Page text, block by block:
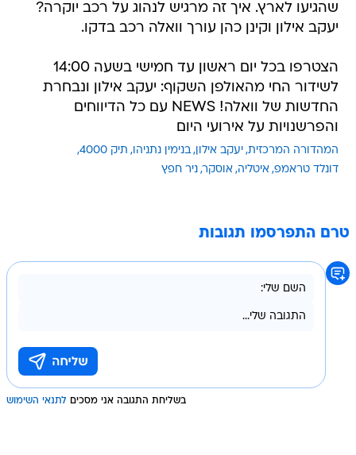
שהגיעו לארץ. איך זה מרגיש לנהוג על רכב יוקרה?
יעקב אילון וקינן כהן עורך וואלה רכב בדקו.
הצטרפו בכל יום ראשון עד חמישי בשעה 14:00
לשידור החי מהאולפן השקוף: יעקב אילון ונבחרת
החדשות של וואלה! NEWS עם כל הדיווחים
והפרשנויות על אירועי היום
המהדורה המרכזית יעקב אילון בנימין נתניהו תיק 4000
דונלד טראמפ איטליה אוסקר ניר חפץ
טרם התפרסמו תגובות
בשליחת התגובה אני מסכים לתנאי השימוש